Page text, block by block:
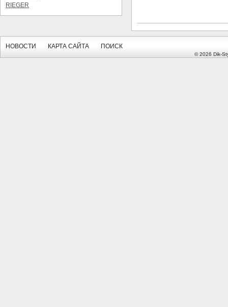
RIEGER
НОВОСТИ КАРТА САЙТА ПОИСК
© 2026 Dik-